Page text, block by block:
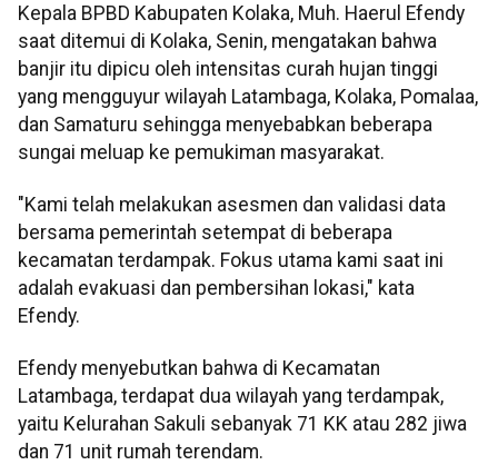
Kepala BPBD Kabupaten Kolaka, Muh. Haerul Efendy
saat ditemui di Kolaka, Senin, mengatakan bahwa
banjir itu dipicu oleh intensitas curah hujan tinggi
yang mengguyur wilayah Latambaga, Kolaka, Pomalaa,
dan Samaturu sehingga menyebabkan beberapa
sungai meluap ke pemukiman masyarakat.
"Kami telah melakukan asesmen dan validasi data
bersama pemerintah setempat di beberapa
kecamatan terdampak. Fokus utama kami saat ini
adalah evakuasi dan pembersihan lokasi," kata
Efendy.
Efendy menyebutkan bahwa di Kecamatan
Latambaga, terdapat dua wilayah yang terdampak,
yaitu Kelurahan Sakuli sebanyak 71 KK atau 282 jiwa
dan 71 unit rumah terendam.